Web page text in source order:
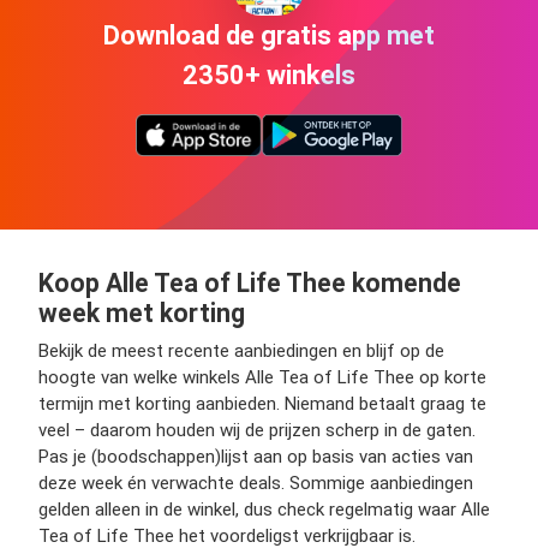
Download de gratis app met
2350+ winkels
Koop Alle Tea of Life Thee komende
week met korting
Bekijk de meest recente aanbiedingen en blijf op de
hoogte van welke winkels Alle Tea of Life Thee op korte
termijn met korting aanbieden. Niemand betaalt graag te
veel – daarom houden wij de prijzen scherp in de gaten.
Pas je (boodschappen)lijst aan op basis van acties van
deze week én verwachte deals. Sommige aanbiedingen
gelden alleen in de winkel, dus check regelmatig waar Alle
Tea of Life Thee het voordeligst verkrijgbaar is.